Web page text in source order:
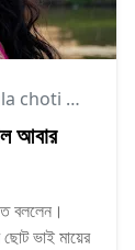
golpo
আবার
বললেন।
ভাই মায়ের